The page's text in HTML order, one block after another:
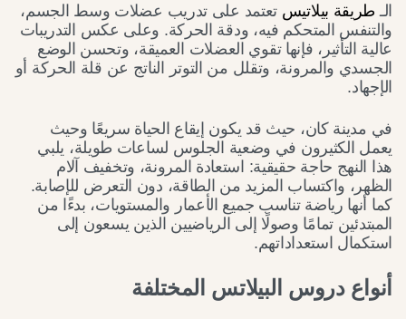
الـ طريقة بيلاتيس تعتمد على تدريب عضلات وسط الجسم،
والتنفس المتحكم فيه، ودقة الحركة. وعلى عكس التدريبات
عالية التأثير، فإنها تقوي العضلات العميقة، وتحسن الوضع
الجسدي والمرونة، وتقلل من التوتر الناتج عن قلة الحركة أو
الإجهاد.
في مدينة كان، حيث قد يكون إيقاع الحياة سريعًا وحيث
يعمل الكثيرون في وضعية الجلوس لساعات طويلة، يلبي
هذا النهج حاجة حقيقية: استعادة المرونة، وتخفيف آلام
الظهر، واكتساب المزيد من الطاقة، دون التعرض للإصابة.
كما أنها رياضة تناسب جميع الأعمار والمستويات، بدءًا من
المبتدئين تمامًا وصولًا إلى الرياضيين الذين يسعون إلى
استكمال استعداداتهم.
أنواع دروس البيلاتس المختلفة